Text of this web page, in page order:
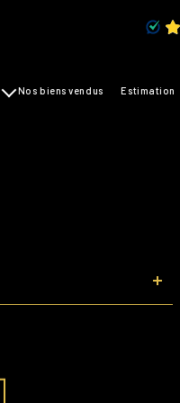
nos biens vendus estimation